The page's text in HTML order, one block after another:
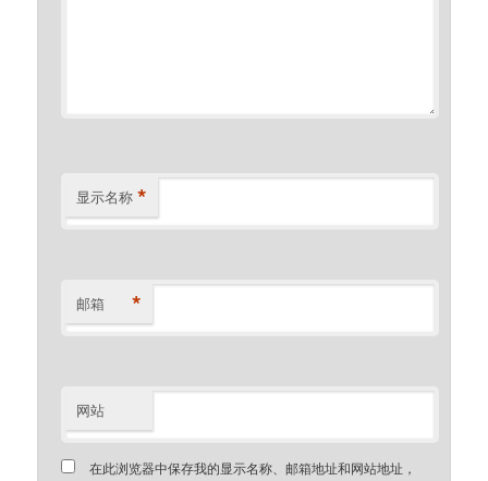
显示名称 *
邮箱 *
网站
在此浏览器中保存我的显示名称、邮箱地址和网站地址，